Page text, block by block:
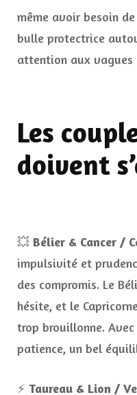
même avoir besoin
bulle protectrice
attention aux vagues
Les
doivent
💥 Bélier & Cancer /
impulsivité et
des compromis. Le
hésite, et le
trop brouillonne.
patience, un bel
⚡ Taureau & Lion /